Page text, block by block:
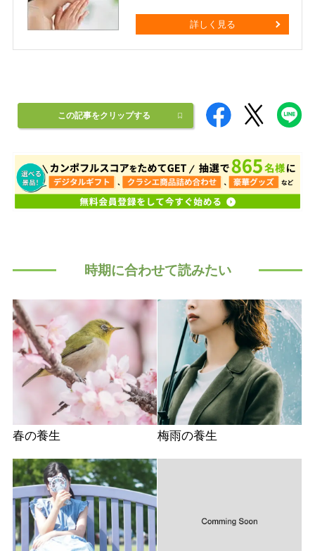
詳しく見る
この記事をクリップする
時期に合わせて読みたい
春の養生 梅雨の養生